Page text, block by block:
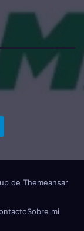
de Themeansar
Sobre mi